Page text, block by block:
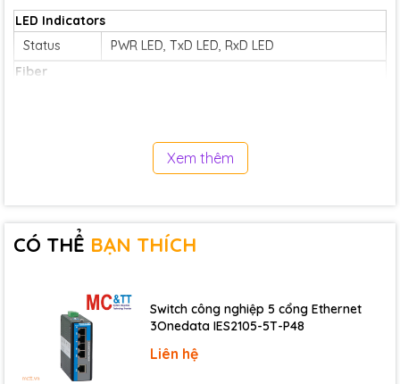
LED Indicators
Status
PWR LED, TxD LED, RxD LED
Fiber
ADI ADM2486
9.6 k, 19.2 k, 45.45 k, 93.75 k, 187.5 k, 500 k, 1.5
M, 3 M
3000 VDC for DC-to-DC, 2500 Vrms for bus-
Consumption
1 W
Mechanical
Dimensions (mm)
Xem thêm
CÓ THỂ BẠN THÍCH
Switch công nghiệp 5 cổng Ethernet
3Onedata IES2105-5T-P48
Liên hệ